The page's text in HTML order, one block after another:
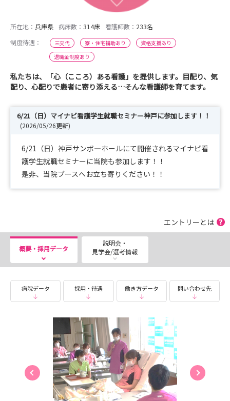
所在地： 兵庫県 病床数： 314床 看護師数： 233名
制度待遇：
三交代 寮・住宅補助あり
資格支援あり
退職金制度あり
私たちは、「心（こころ）ある看護」を提供します。目配り、気
配り、心配りで患者に寄り添える…そんな看護師を育てます。
6/21（日）マイナビ看護学生就職セミナー神戸に参加します！！
(2026/05/26更新)
6/21（日）神戸サンボ―ホールにて開催されるマイナビ看
護学生就職セミナーに当院も参加します！！
是非、当院ブースへお立ち寄りください！！
エントリーとは
概要・採用データ
説明会・
見学会/選考情報
病院データ 採用・待遇 働き方データ 問い合わせ先